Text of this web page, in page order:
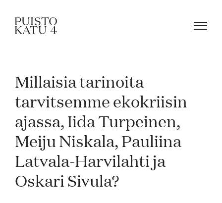
Mistä kyse?
Yhteisömme
Tapahtumat
Millaisia tarinoita
tarvitsemme ekokriisin
ajassa, Iida Turpeinen,
Meiju Niskala, Pauliina
Latvala-Harvilahti ja
Oskari Sivula?